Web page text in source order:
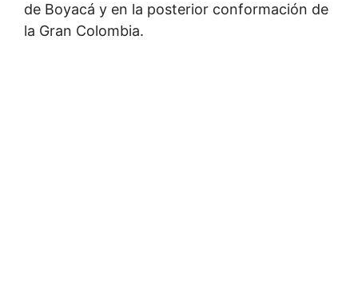
de Boyacá y en la posterior conformación de
la Gran Colombia.